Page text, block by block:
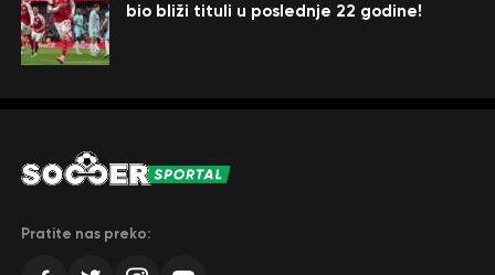
bio bliži tituli u poslednje 22 godine!
Pratite nas preko: